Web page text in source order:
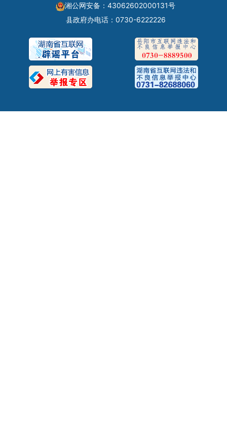
湘公网安备：43062602000131号
县政府办电话：0730-6222226